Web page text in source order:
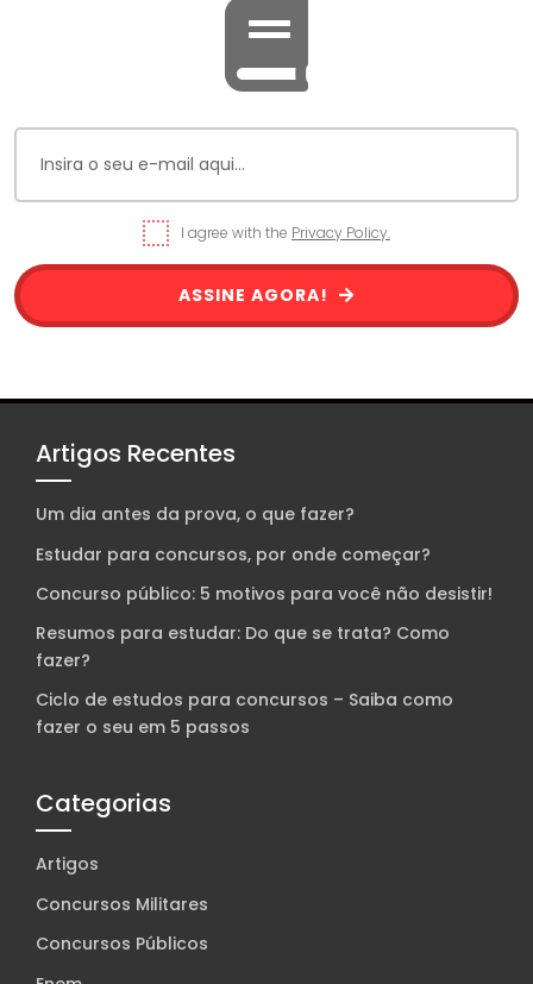
I agree with the Privacy Policy.
ASSINE AGORA!
Artigos Recentes
Um dia antes da prova, o que fazer?
Estudar para concursos, por onde começar?
Concurso público: 5 motivos para você não desistir!
Resumos para estudar: Do que se trata? Como
fazer?
Ciclo de estudos para concursos – Saiba como
fazer o seu em 5 passos
Categorias
Artigos
Concursos Militares
Concursos Públicos